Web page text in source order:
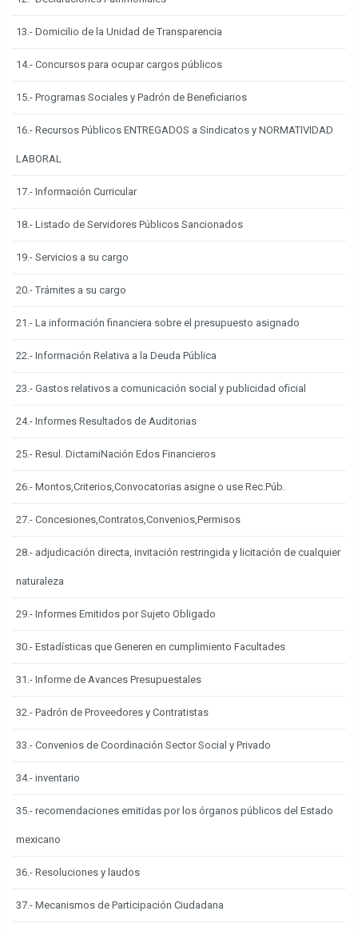
13.- Domicilio de la Unidad de Transparencia
14.- Concursos para ocupar cargos públicos
15.- Programas Sociales y Padrón de Beneficiarios
16.- Recursos Públicos ENTREGADOS a Sindicatos y NORMATIVIDAD
LABORAL
17.- Información Curricular
18.- Listado de Servidores Públicos Sancionados
19.- Servicios a su cargo
20.- Trámites a su cargo
21.- La información financiera sobre el presupuesto asignado
22.- Información Relativa a la Deuda Pública
23.- Gastos relativos a comunicación social y publicidad oficial
24.- Informes Resultados de Auditorias
25.- Resul. DictamiNación Edos Financieros
26.- Montos,Criterios,Convocatorias asigne o use Rec.Púb.
27.- Concesiones,Contratos,Convenios,Permisos
28.- adjudicación directa, invitación restringida y licitación de cualquier
naturaleza
29.- Informes Emitidos por Sujeto Obligado
30.- Estadísticas que Generen en cumplimiento Facultades
31.- Informe de Avances Presupuestales
32.- Padrón de Proveedores y Contratistas
33.- Convenios de Coordinación Sector Social y Privado
34.- inventario
35.- recomendaciones emitidas por los órganos públicos del Estado
mexicano
36.- Resoluciones y laudos
37.- Mecanismos de Participación Ciudadana